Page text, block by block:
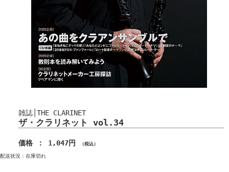
雑誌│THE CLARINET
ザ・クラリネット vol.34
価格 ： 1,047円 （税込）
配送状況：在庫切れ